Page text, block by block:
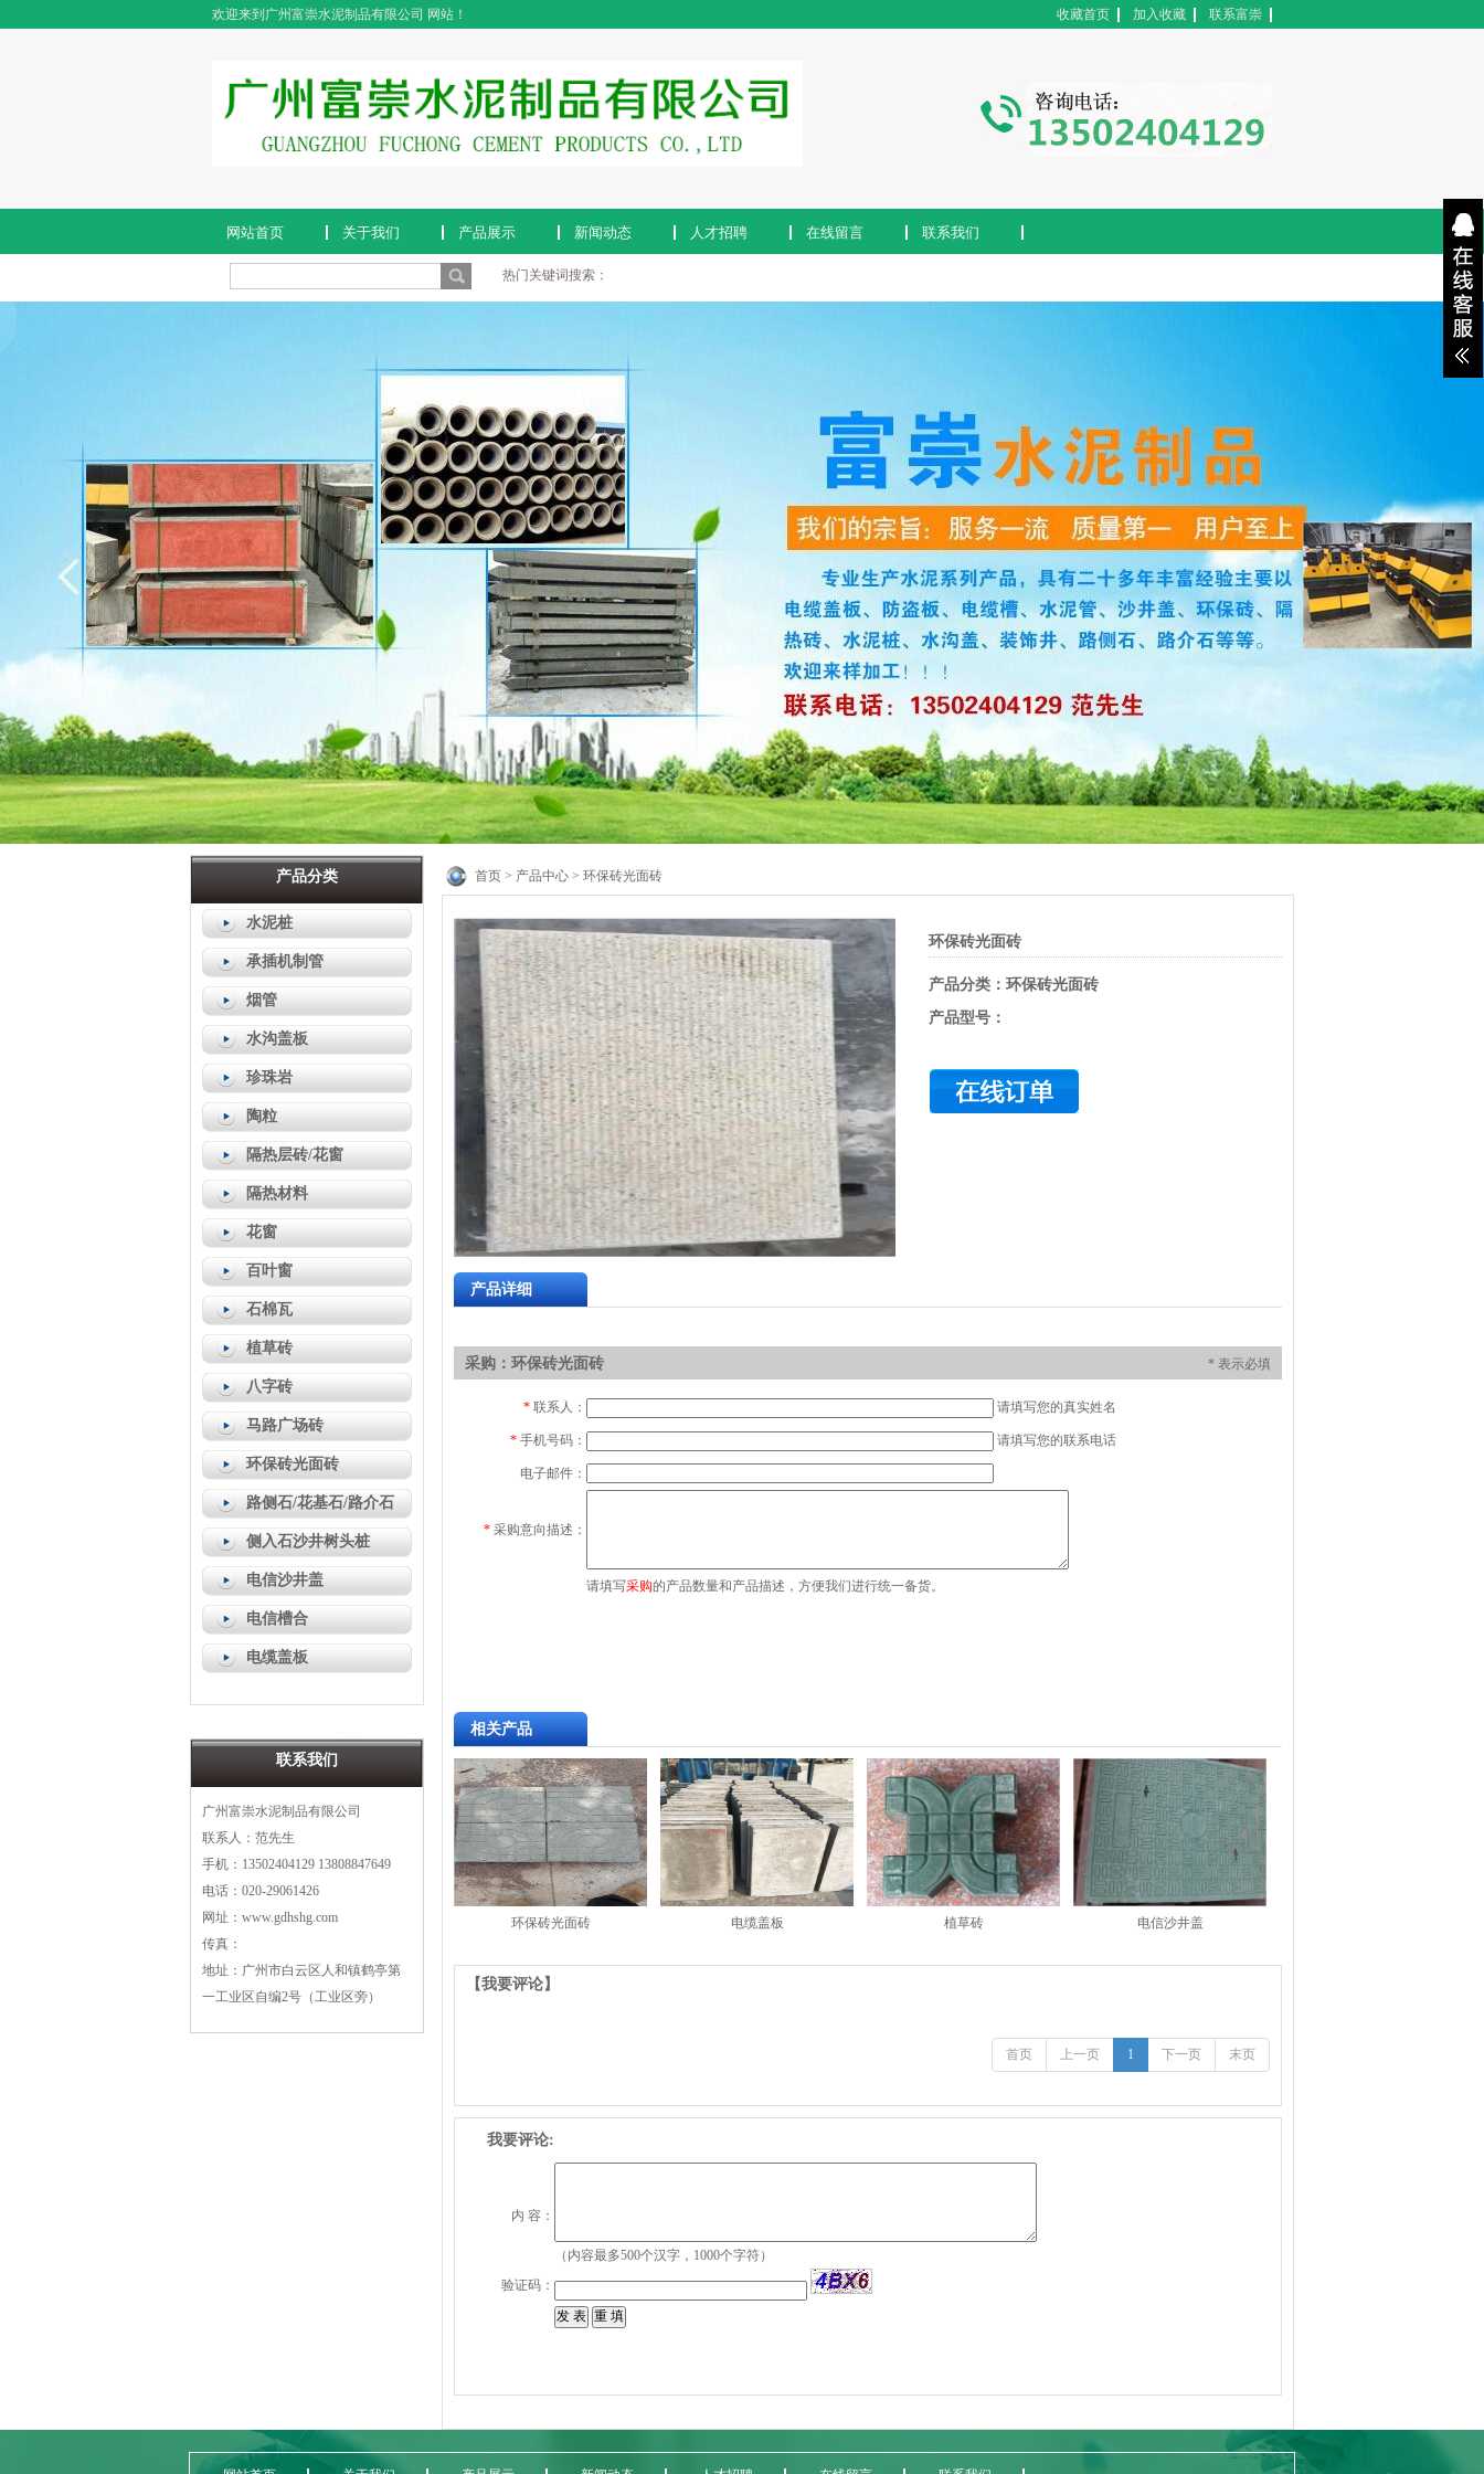
欢迎来到广州富崇水泥制品有限公司 网站！ 收藏首页 加入收藏 联系富崇
网站首页 关于我们 产品展示 新闻动态 人才招聘 在线留言 联系我们
热门关键词搜索：
产品分类
水泥桩
承插机制管
烟管
水沟盖板
珍珠岩
陶粒
隔热层砖/花窗
隔热材料
花窗
百叶窗
石棉瓦
植草砖
八字砖
马路广场砖
环保砖光面砖
路侧石/花基石/路介石
侧入石沙井树头桩
电信沙井盖
电信槽合
电缆盖板
联系我们
广州富崇水泥制品有限公司
联系人：范先生
手机：13502404129 13808847649
电话：020-29061426
网址：www.gdhshg.com
传真：
地址：广州市白云区人和镇鹤亭第
一工业区自编2号（工业区旁）
首页 > 产品中心 > 环保砖光面砖
环保砖光面砖
产品分类：环保砖光面砖
产品型号：
产品详细
采购：环保砖光面砖 * 表示必填
* 联系人： 请填写您的真实姓名
* 手机号码： 请填写您的联系电话
电子邮件：
* 采购意向描述：
请填写采购的产品数量和产品描述，方便我们进行统一备货。
相关产品
环保砖光面砖 电缆盖板 植草砖 电信沙井盖
【我要评论】
首页 上一页 1 下一页 末页
我要评论:
内 容：
（内容最多500个汉字，1000个字符）
验证码：